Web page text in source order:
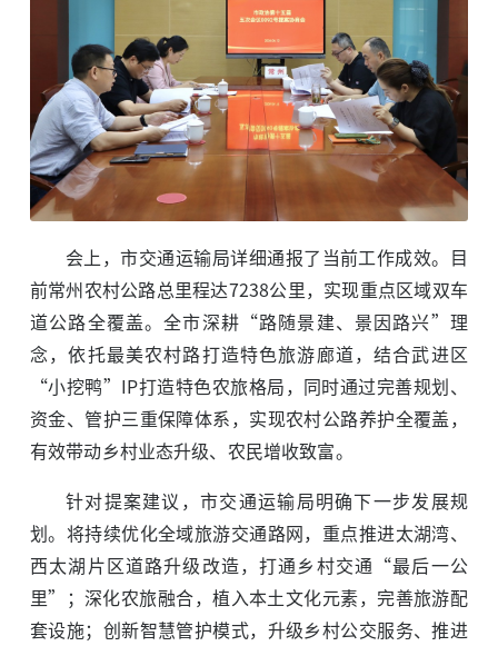
会上，市交通运输局详细通报了当前工作成效。目
前常州农村公路总里程达7238公里，实现重点区域双车
道公路全覆盖。全市深耕“路随景建、景因路兴”理
念，依托最美农村路打造特色旅游廊道，结合武进区
“小挖鸭”IP打造特色农旅格局，同时通过完善规划、
资金、管护三重保障体系，实现农村公路养护全覆盖，
有效带动乡村业态升级、农民增收致富。
针对提案建议，市交通运输局明确下一步发展规
划。将持续优化全域旅游交通路网，重点推进太湖湾、
西太湖片区道路升级改造，打通乡村交通“最后一公
里”；深化农旅融合，植入本土文化元素，完善旅游配
套设施；创新智慧管护模式，升级乡村公交服务、推进